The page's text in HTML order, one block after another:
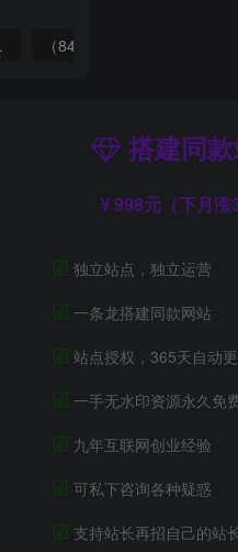
语录
搭建同
998元（下月涨
☑ 独立站点，独立运营
☑ 一条龙搭建同款网站
☑ 站点授权，365天自动
☑ 一手无水印资源永久免
☑ 九年互联网创业经验
☑ 可私下咨询各种疑惑
☑ 支持站长再招自己的站